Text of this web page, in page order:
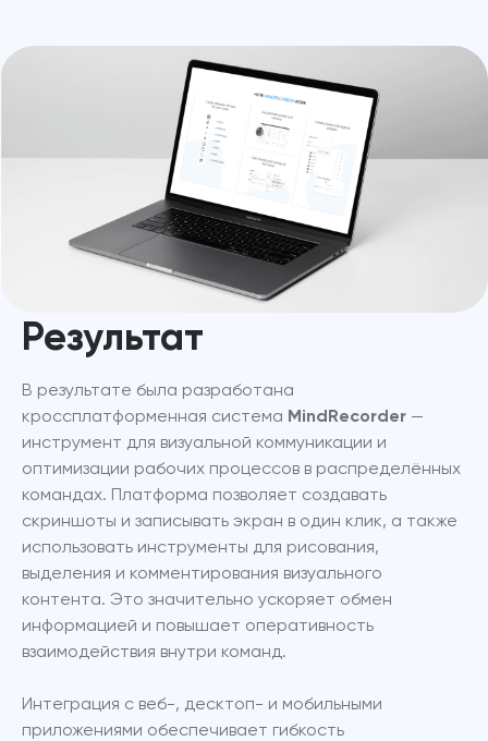
Результат
В результате была разработана
кроссплатформенная система MindRecorder —
инструмент для визуальной коммуникации и
оптимизации рабочих процессов в распределённых
командах. Платформа позволяет создавать
скриншоты и записывать экран в один клик, а также
использовать инструменты для рисования,
выделения и комментирования визуального
контента. Это значительно ускоряет обмен
информацией и повышает оперативность
взаимодействия внутри команд.
Интеграция с веб-, десктоп- и мобильными
приложениями обеспечивает гибкость